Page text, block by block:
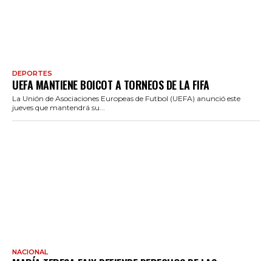
DEPORTES
UEFA MANTIENE BOICOT A TORNEOS DE LA FIFA
La Unión de Asociaciones Europeas de Futbol (UEFA) anunció este
jueves que mantendrá su...
NACIONAL